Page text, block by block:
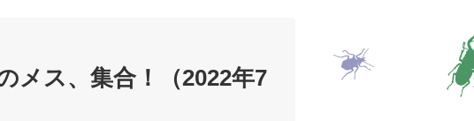
メス、集合！（2022年7